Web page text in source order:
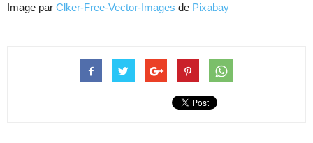
Image par Clker-Free-Vector-Images de Pixabay